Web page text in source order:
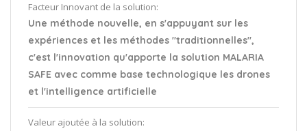
Facteur Innovant de la solution:
Une méthode nouvelle, en s'appuyant sur les
expériences et les méthodes "traditionnelles",
c'est l'innovation qu'apporte la solution MALARIA
SAFE avec comme base technologique les drones
et l'intelligence artificielle
Valeur ajoutée à la solution: